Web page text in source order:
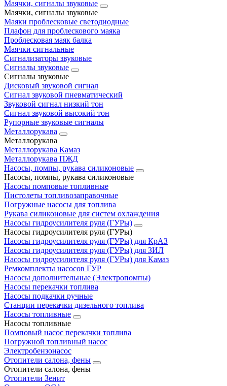
Маячки, сигналы звуковые
Маячки, сигналы звуковые
Маяки проблесковые светодиодные
Плафон для проблескового маяка
Проблесковая маяк балка
Маячки сигнальные
Сигнализаторы звуковые
Сигналы звуковые
Сигналы звуковые
Дисковый звуковой сигнал
Сигнал звуковой пневматический
Звуковой сигнал низкий тон
Сигнал звуковой высокий тон
Рупорные звуковые сигналы
Металлорукава
Металлорукава
Металлорукава Камаз
Металлорукава ПЖД
Насосы, помпы, рукава силиконовые
Насосы, помпы, рукава силиконовые
Насосы помповые топливные
Пистолеты топливозаправочные
Погружные насосы для топлива
Рукава силиконовые для систем охлаждения
Насосы гидроусилителя руля (ГУРы)
Насосы гидроусилителя руля (ГУРы)
Насосы гидроусилителя руля (ГУРы) для КрАЗ
Насосы гидроусилителя руля (ГУРы) для ЗИЛ
Насосы гидроусилителя руля (ГУРы) для Камаз
Ремкомплекты насосов ГУР
Насосы дополнительные (Электропомпы)
Насосы перекачки топлива
Насосы подкачки ручные
Станции перекачки дизельного топлива
Насосы топливные
Насосы топливные
Помповый насос перекачки топлива
Погружной топливный насос
Электробензонасос
Отопители салона, фены
Отопители салона, фены
Отопители Зенит